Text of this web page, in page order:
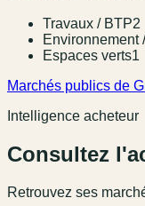
Travaux / BTP2
Environnement
Espaces verts1
Marchés publics de
Intelligence acheteur
Consultez
Retrouvez ses